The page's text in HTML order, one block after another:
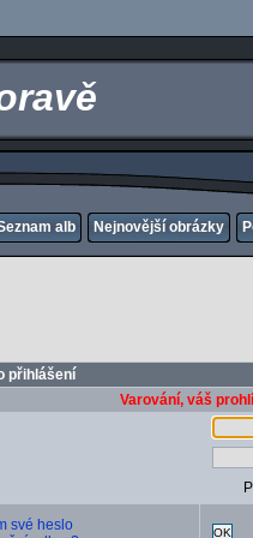
alb Nejnovější obrázky
přihlášení
Varování, váš
své heslo
OK